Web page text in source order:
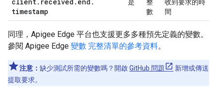
timestamp
是
整
數
收到要求的時
間
同理，Apigee Edge 平台也支援更多多種預先定義的變數。
參閱 Apigee Edge 變數 完整清單的參考資料。
注意： 缺少測試所需的變數嗎？開啟GitHub 問題
新增或傳送
提取要求。